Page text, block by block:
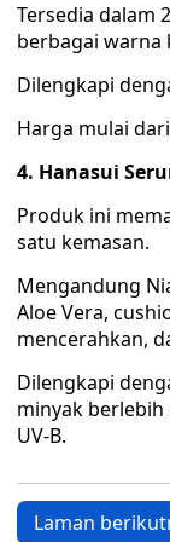
Tersedia dalam
berbagai warna
Dilengkapi
Harga mulai
4. Hanasui
Produk ini
satu kemasan.
Mengandung
Aloe Vera,
mencerahkan,
Dilengkapi
minyak berlebih
UV-B.
Laman